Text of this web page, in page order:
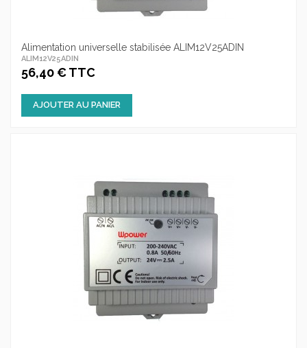
Alimentation universelle stabilisée ALIM12V25ADIN
ALIM12V25ADIN
56,40 € TTC
AJOUTER AU PANIER